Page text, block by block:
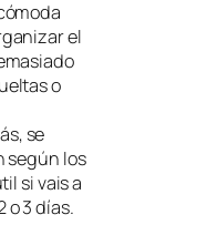
el
o
se
según los
si vais a
o 3 días.